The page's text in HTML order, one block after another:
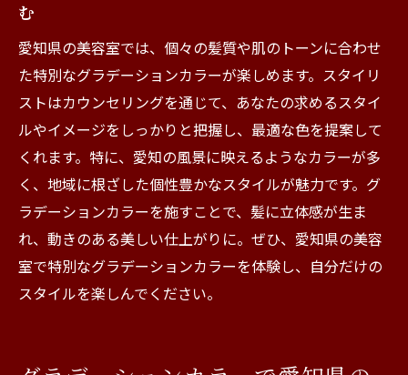
見極め方
愛知の美容室で期待するプロのカウンセリ
ング
美容室選びで重要なポイントとチェックリ
スト
愛知県内で特別感を演出する美容室のグラデー
ションカラー
特別なグラデーションカラーで愛知で一歩
先を行く
愛知でしか体験できないユニークなグラデ
む
愛知県の美容室では、個々の髪質や肌のトーンに合わせ
た特別なグラデーションカラーが楽しめます。スタイリ
ストはカウンセリングを通じて、あなたの求めるスタイ
ルやイメージをしっかりと把握し、最適な色を提案して
くれます。特に、愛知の風景に映えるようなカラーが多
く、地域に根ざした個性豊かなスタイルが魅力です。グ
ラデーションカラーを施すことで、髪に立体感が生ま
れ、動きのある美しい仕上がりに。ぜひ、愛知県の美容
室で特別なグラデーションカラーを体験し、自分だけの
スタイルを楽しんでください。